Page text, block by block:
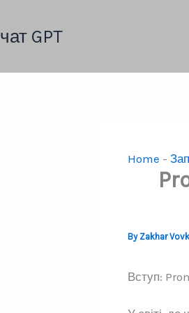
чат GPT
Home -
By Zakhar
Вступ: